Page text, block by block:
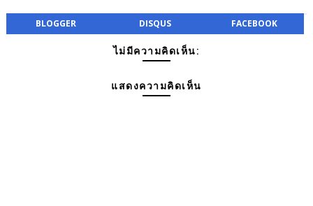
BLOGGER DISQUS FACEBOOK
ไม่มีความคิดเห็น:
แสดงความคิดเห็น